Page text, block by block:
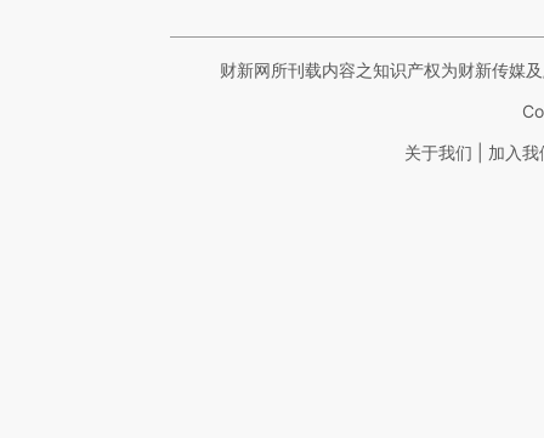
财新网所刊载内容之知识产权为财新传媒
关于我们 加入我